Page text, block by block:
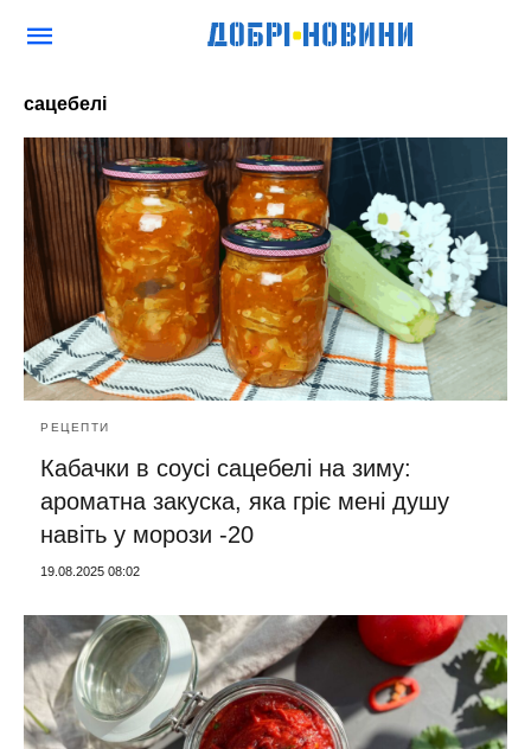
сацебелі
РЕЦЕПТИ
Кабачки в соусі сацебелі на зиму:
ароматна закуска, яка гріє мені душу
навіть у морози -20
19.08.2025 08:02